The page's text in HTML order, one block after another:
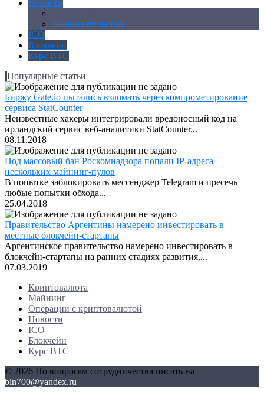
Новости
Законодательство
ICO
Блокчейн
Курс BTC
Популярные статьи
Биржу Gate.io пытались взломать через компрометирование
сервиса StatCounter
Неизвестные хакеры интегрировали вредоносный код на
ирландский сервис веб-аналитики StatCounter...
08.11.2018
Под массовый бан Роскомнадзора попали IP-адреса
нескольких майнинг-пулов
В попытке заблокировать мессенджер Telegram и пресечь
любые попытки обхода...
25.04.2018
Правительство Аргентины намерено инвестировать в
местные блокчейн-стартапы
Аргентинское правительство намерено инвестировать в
блокчейн-стартапы на ранних стадиях развития,...
07.03.2019
Криптовалюта
Майнинг
Операции с криптовалютой
Новости
ICO
Блокчейн
Курс BTC
© 2026 По вопросам сотрудничества писать на
bin700@yandex.ru